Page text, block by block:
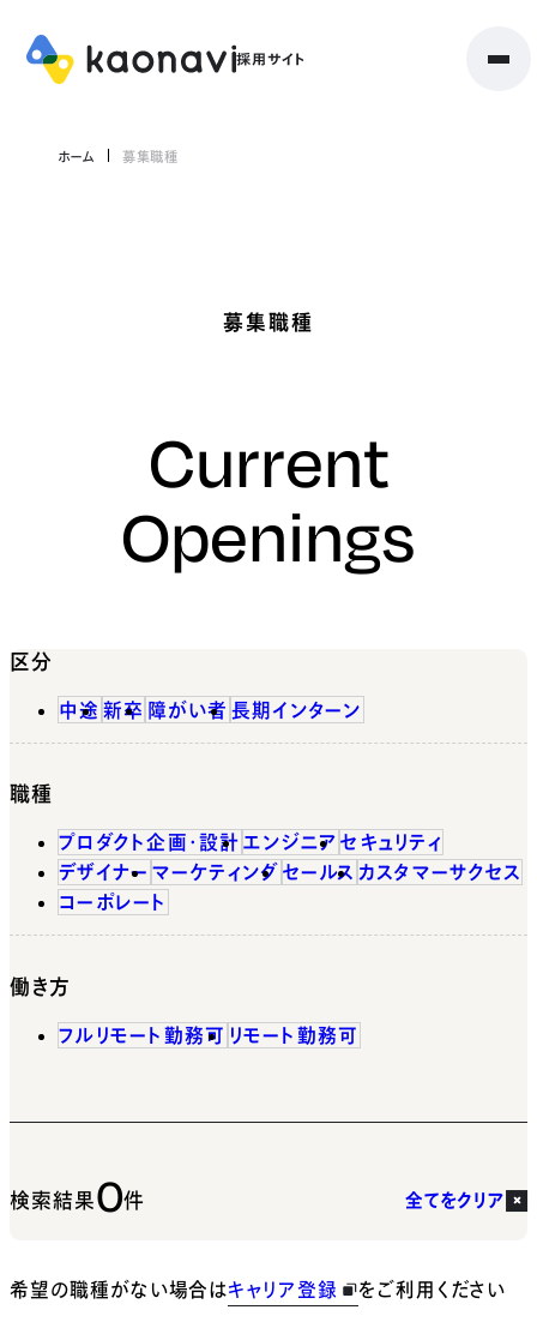
ホーム 募集職種
募集職種
Current
Openings
区分
中途 新卒 障がい者 長期インターン
職種
プロダクト企画・設計 エンジニア セキュリティ
デザイナー マーケティング セールス カスタマーサクセス
コーポレート
働き方
フルリモート勤務可 リモート勤務可
検索結果0件 全てをクリア
希望の職種がない場合はキャリア登録 をご利用ください